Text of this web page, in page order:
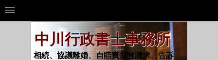
中川行政書士事務所
相続、協議離婚、自賠責保険請求、告訴